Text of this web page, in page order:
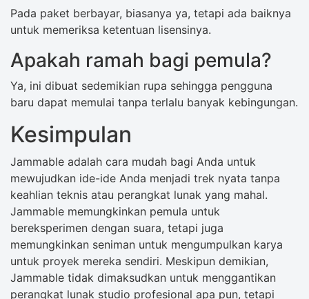
Pada paket berbayar, biasanya ya, tetapi ada baiknya
untuk memeriksa ketentuan lisensinya.
Apakah ramah bagi pemula?
Ya, ini dibuat sedemikian rupa sehingga pengguna
baru dapat memulai tanpa terlalu banyak kebingungan.
Kesimpulan
Jammable adalah cara mudah bagi Anda untuk
mewujudkan ide-ide Anda menjadi trek nyata tanpa
keahlian teknis atau perangkat lunak yang mahal.
Jammable memungkinkan pemula untuk
bereksperimen dengan suara, tetapi juga
memungkinkan seniman untuk mengumpulkan karya
untuk proyek mereka sendiri. Meskipun demikian,
Jammable tidak dimaksudkan untuk menggantikan
perangkat lunak studio profesional apa pun, tetapi